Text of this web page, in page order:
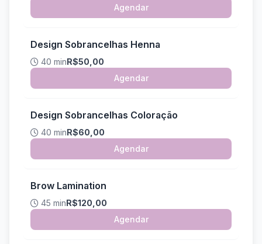
Agendar
Design Sobrancelhas Henna
40 minR$50,00
Agendar
Design Sobrancelhas Coloração
40 minR$60,00
Agendar
Brow Lamination
45 minR$120,00
Agendar